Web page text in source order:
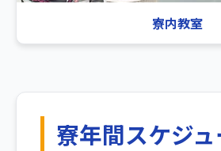
寮内教室
寮年間スケジ